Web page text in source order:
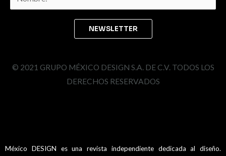
© 2021 GRUPO MÉXICO DESIGN S.A. DE C.V. TODOS LOS
DERECHOS RESERVADOS
México DESIGN es una revista independiente dedicada al diseño.